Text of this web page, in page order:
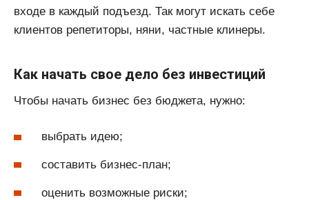
входе в каждый подъезд. Так могут искать себе
клиентов репетиторы, няни, частные клинеры.
Как начать свое дело без инвестиций
Чтобы начать бизнес без бюджета, нужно:
выбрать идею;
составить бизнес-план;
оценить возможные риски;